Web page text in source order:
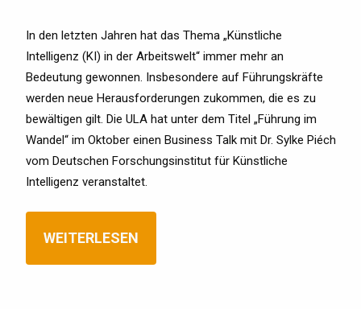
In den letzten Jahren hat das Thema „Künstliche
Intelligenz (KI) in der Arbeitswelt“ immer mehr an
Bedeutung gewonnen. Insbesondere auf Führungskräfte
werden neue Herausforderungen zukommen, die es zu
bewältigen gilt. Die ULA hat unter dem Titel „Führung im
Wandel“ im Oktober einen Business Talk mit Dr. Sylke Piéch
vom Deutschen Forschungsinstitut für Künstliche
Intelligenz veranstaltet.
WEITERLESEN